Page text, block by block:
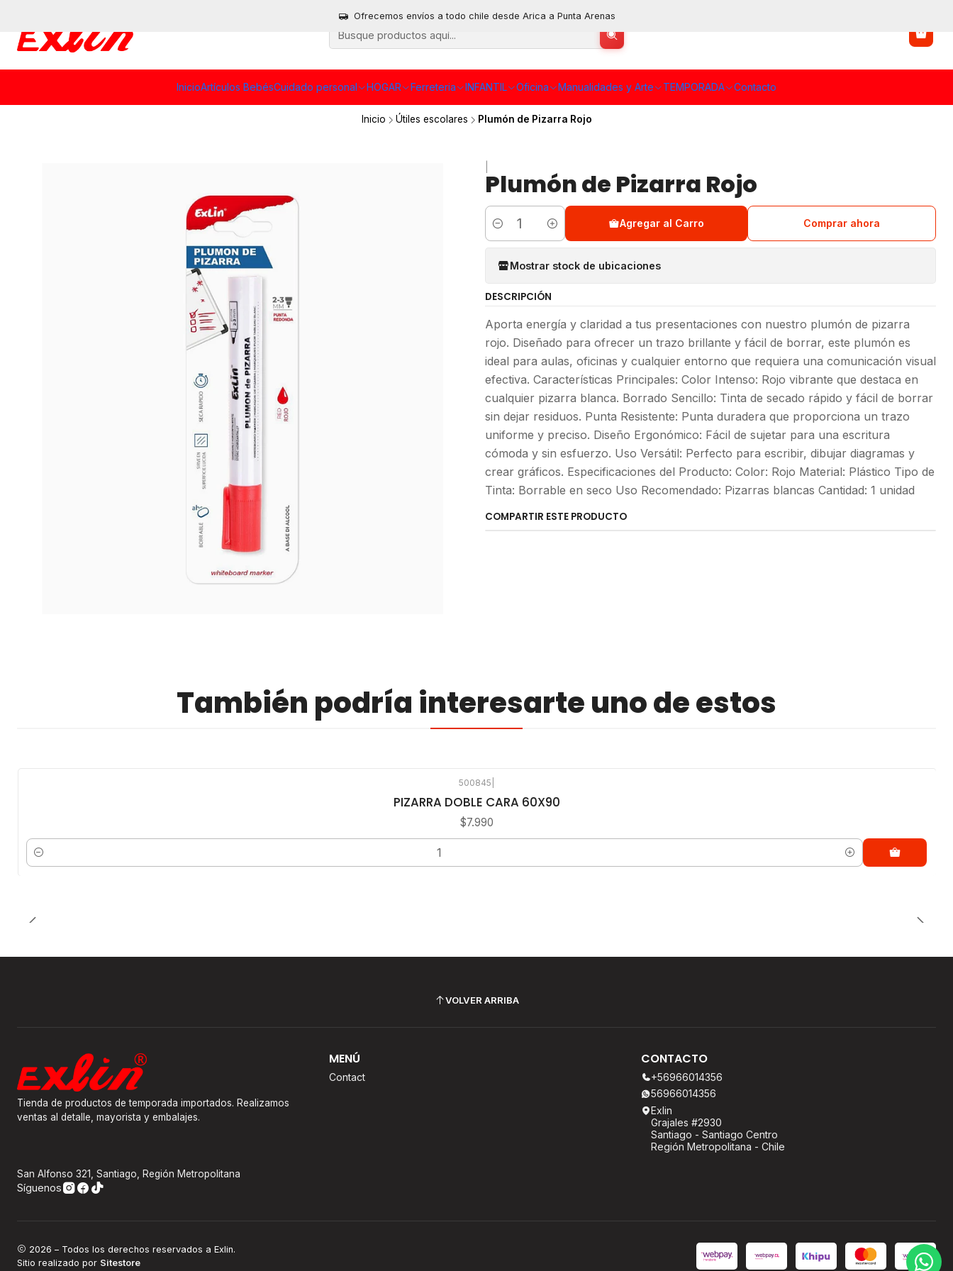
InicioArtículos BebésCuidado personal HOGAR Ferreteria INFANTIL Oficina Manualidades y Arte TEMPORADA Contacto
Ofrecemos envíos a todo chile desde Arica a Punta Arenas
Inicio Útiles escolares Plumón de Pizarra Rojo
Plumón de Pizarra Rojo
Cantidad
Agregar al Carro Comprar ahora
Mostrar stock de ubicaciones
DESCRIPCIÓN
Aporta energía y claridad a tus presentaciones con nuestro plumón de pizarra
rojo. Diseñado para ofrecer un trazo brillante y fácil de borrar, este plumón es
ideal para aulas, oficinas y cualquier entorno que requiera una comunicación visual
efectiva. Características Principales: Color Intenso: Rojo vibrante que destaca en
cualquier pizarra blanca. Borrado Sencillo: Tinta de secado rápido y fácil de borrar
sin dejar residuos. Punta Resistente: Punta duradera que proporciona un trazo
uniforme y preciso. Diseño Ergonómico: Fácil de sujetar para una escritura
cómoda y sin esfuerzo. Uso Versátil: Perfecto para escribir, dibujar diagramas y
crear gráficos. Especificaciones del Producto: Color: Rojo Material: Plástico Tipo de
Tinta: Borrable en seco Uso Recomendado: Pizarras blancas Cantidad: 1 unidad
COMPARTIR ESTE PRODUCTO
También podría interesarte uno de estos
500845
PIZARRA DOBLE CARA 60X90
$7.990
Cantidad
VOLVER ARRIBA
Tienda de productos de temporada importados. Realizamos
ventas al detalle, mayorista y embalajes.
San Alfonso 321, Santiago, Región Metropolitana
Síguenos
MENÚ
Contact
CONTACTO
+56966014356
56966014356
Exlin
Grajales #2930
Santiago - Santiago Centro
Región Metropolitana - Chile
2026 – Todos los derechos reservados a Exlin.
Sitio realizado por Sitestore